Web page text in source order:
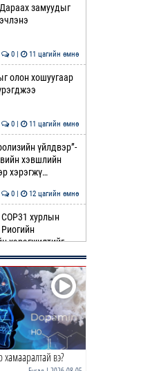
замуудыг
0 | 11 цагийн өмнө
олон хошуугаар
0 | 11 цагийн өмнө
үйлдвэр”-
хэвшлийн
хэрэгжү…
0 | 12 цагийн өмнө
COP31 хурлын
хэрэгжилтийг
парадокс нь
0 | 12 цагийн өмнө
Найманвэ?